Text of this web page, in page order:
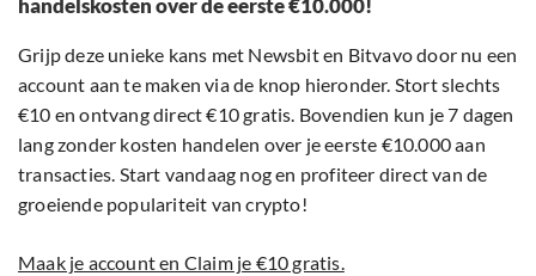
handelskosten over de eerste €10.000!
Grijp deze unieke kans met Newsbit en Bitvavo door nu een
account aan te maken via de knop hieronder. Stort slechts
€10 en ontvang direct €10 gratis. Bovendien kun je 7 dagen
lang zonder kosten handelen over je eerste €10.000 aan
transacties. Start vandaag nog en profiteer direct van de
groeiende populariteit van crypto!
Maak je account en Claim je €10 gratis.